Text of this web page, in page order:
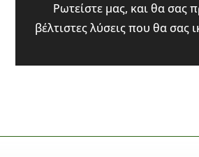
Ρωτείστε μας, και θα σας
βέλτιστες λύσεις που θα σας